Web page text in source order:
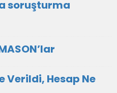
soruşturma
Verildi, Hesap Ne